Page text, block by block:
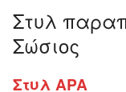
Στυλ
Σώσιος
Στυλ APA